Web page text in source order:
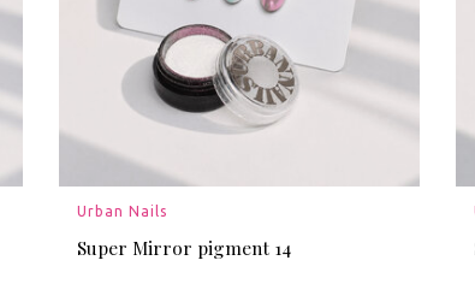
Urban Nails
Super Mirror pigment 14